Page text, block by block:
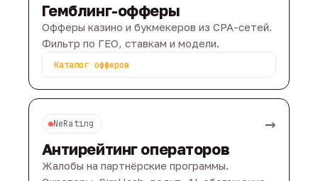
Гемблинг-офферы
Офферы казино и букмекеров из CPA-сетей.
Фильтр по ГЕО, ставкам и модели.
Каталог офферов
NeRating →
Антирейтинг операторов
Жалобы на партнёрские программы.